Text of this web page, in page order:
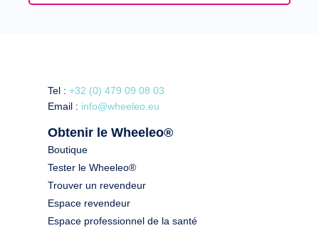
Tel :+32 (0) 479 09 08 03
Email : info@wheeleo.eu
Obtenir le Wheeleo®
Boutique
Tester le Wheeleo®
Trouver un revendeur
Espace revendeur
Espace professionnel de la santé